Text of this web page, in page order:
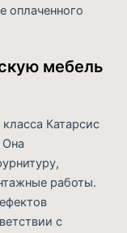
оплаченного
мебель
Катарсис
Она
работы.
с